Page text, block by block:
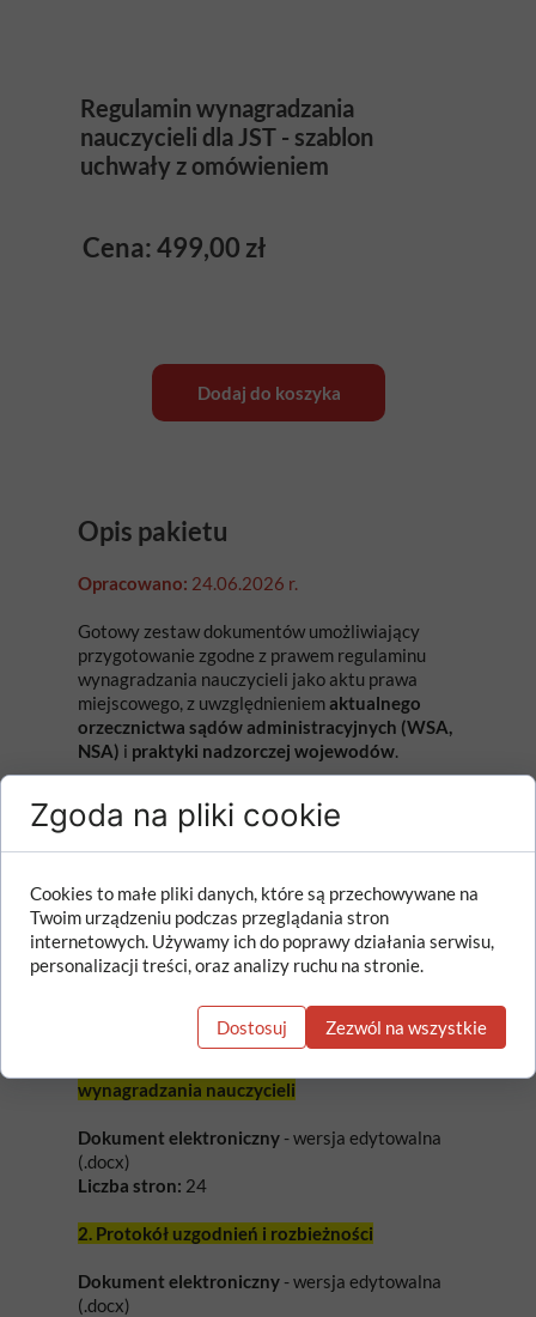
Dla kogo jest pakiet?
pracownicy urzędów gmin, starostw
powiatowych,
osoby przygotowujące projekty uchwał
organów stanowiących.
Co zawiera pakiet dokumentów?
wynagradzania nauczycieli
Dokument elektroniczny - wersja edytowalna
(.docx)
Liczba stron: 24
2. Protokół uzgodnień i rozbieżności
Dokument elektroniczny - wersja edytowalna
(.docx)
Dodaj do koszyka
Regulamin wynagradzania
nauczycieli dla JST - szablon
uchwały z omówieniem
Cena: 499,00 zł
Opis pakietu
Opracowano: 24.06.2026 r.
Gotowy zestaw dokumentów umożliwiający
przygotowanie zgodne z prawem regulaminu
wynagradzania nauczycieli jako aktu prawa
miejscowego, z uwzględnieniemaktualnego
orzecznictwa sądów administracyjnych (WSA,
NSA) i praktyki nadzorczej wojewodów.
Zgoda na pliki cookie
Cookies to małe pliki danych, które są przechowywane na
Twoim urządzeniu podczas przeglądania stron
internetowych. Używamy ich do poprawy działania serwisu,
personalizacji treści, oraz analizy ruchu na stronie.
Dostosuj Zezwól na wszystkie